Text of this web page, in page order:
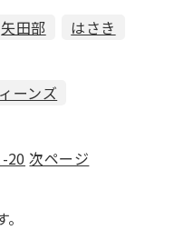
矢田部
はさき
ーンズ
20 次ページ